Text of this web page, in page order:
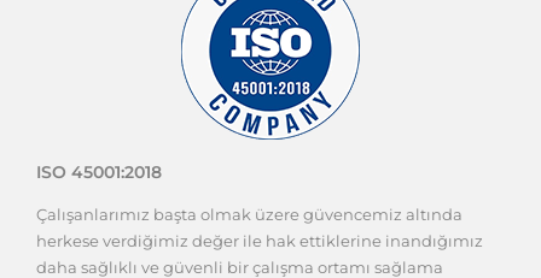
ISO 45001:2018
Çalışanlarımız başta olmak üzere güvencemiz altında
herkese verdiğimiz değer ile hak ettiklerine inandığımız
daha sağlıklı ve güvenli bir çalışma ortamı sağlama